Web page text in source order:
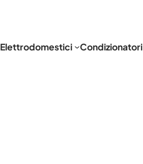
Elettrodomestici Condizionatori